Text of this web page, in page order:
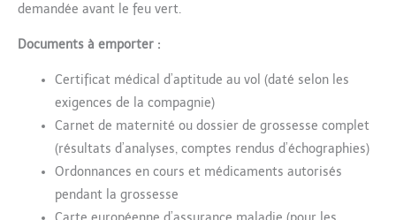
demandée avant le feu vert.
Documents à emporter :
Certificat médical d’aptitude au vol (daté selon les
exigences de la compagnie)
Carnet de maternité ou dossier de grossesse complet
(résultats d’analyses, comptes rendus d’échographies)
Ordonnances en cours et médicaments autorisés
pendant la grossesse